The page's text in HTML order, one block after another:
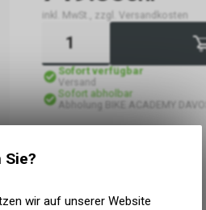
inkl. MwSt., zzgl. Versandkosten
Sofort verfügbar
Versand
Sofort abholbar
Abholung BIKE ACADEMY DAVOS
wir auf unserer Website